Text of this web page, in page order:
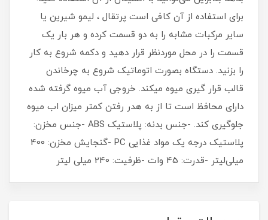
برای استفاده از آن کافی است پرتقال ، لیمو شیرین یا
سایر مرکبات مشابه را به دو قسمت کرده و هر بار یک
قسمت را در محل موردنظر قرار دهید و دکمه شروع به کار
را بزنید. دستگاه بصورت اتوماتیک شروع به چرخاندن
قالب قرار گیری میوه میکند. خروجی آب میوه گرفته شده
دارای محافظ است تا از به هدر رفتن کمتر میزان اب میوه
جلوگیری کند. -جنس بدنه: پلاستیک ABS -جنس مخزن:
پلاستیک درجه یک مواد غذایی PC -گنجایش مخزن: 400
میلی‌لیتر -قدرت: 45 وات -ظرفیت: 240 میلی لیتر